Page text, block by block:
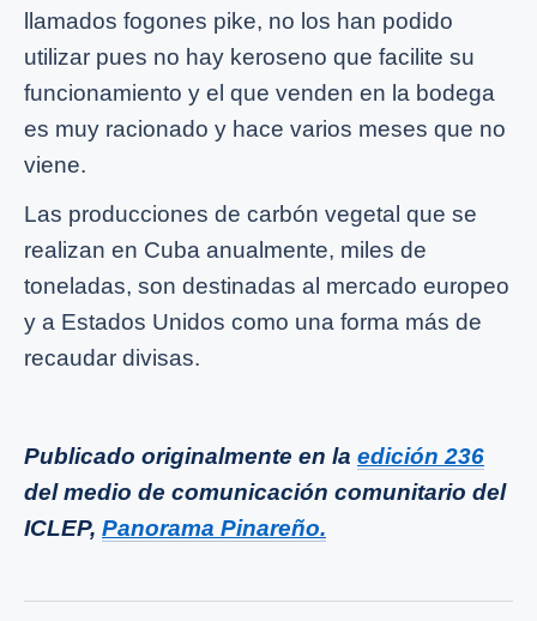
llamados fogones pike, no los han podido
utilizar pues no hay keroseno que facilite su
funcionamiento y el que venden en la bodega
es muy racionado y hace varios meses que no
viene.
Las producciones de carbón vegetal que se
realizan en Cuba anualmente, miles de
toneladas, son destinadas al mercado europeo
y a Estados Unidos como una forma más de
recaudar divisas.
Publicado originalmente en la edición 236
del medio de comunicación comunitario del
ICLEP, Panorama Pinareño.